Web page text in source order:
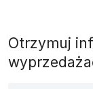
Otrzymuj